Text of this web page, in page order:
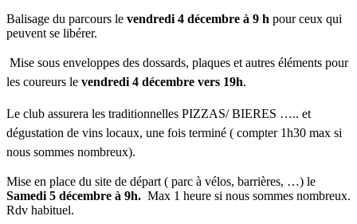
Balisage du parcours le vendredi 4 décembre à 9 h pour ceux qui
peuvent se libérer.
Mise sous enveloppes des dossards, plaques et autres éléments pour
les coureurs le vendredi 4 décembre vers 19h.
Le club assurera les traditionnelles PIZZAS/ BIERES ….. et
dégustation de vins locaux, une fois terminé ( compter 1h30 max si
nous sommes nombreux).
Mise en place du site de départ ( parc à vélos, barrières, …) le
Samedi 5 décembre à 9h. Max 1 heure si nous sommes nombreux.
Rdv habituel.